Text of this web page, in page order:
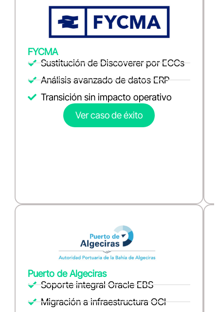
FYCMA
Sustitución de Discoverer por ECCs
Análisis avanzado de datos ERP
Transición sin impacto operativo
Ver caso de éxito
Puerto de Algeciras
Soporte integral Oracle EBS
Migración a infraestructura OCI